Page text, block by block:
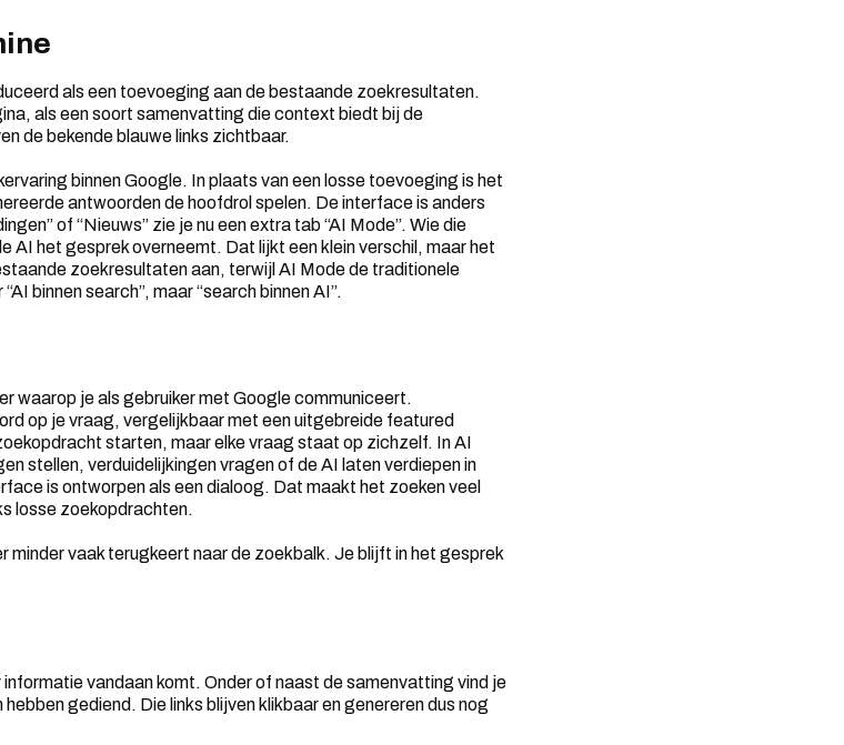
als een toevoeging aan de bestaande zoekresultaten.
als een soort samenvatting die context biedt bij de
de bekende blauwe links zichtbaar.
binnen Google. In plaats van een losse toevoeging is het
antwoorden de hoofdrol spelen. De interface is anders
of “Nieuws” zie je nu een extra tab “AI Mode”. Wie die
AI het gesprek overneemt. Dat lijkt een klein verschil, maar het
zoekresultaten aan, terwijl AI Mode de traditionele
binnen search”, maar “search binnen AI”.
waarop je als gebruiker met Google communiceert.
op je vraag, vergelijkbaar met een uitgebreide featured
starten, maar elke vraag staat op zichzelf. In AI
stellen, verduidelijkingen vragen of de AI laten verdiepen in
is ontworpen als een dialoog. Dat maakt het zoeken veel
losse zoekopdrachten.
minder vaak terugkeert naar de zoekbalk. Je blijft in het gesprek
vandaan komt. Onder of naast de samenvatting vind je
gediend. Die links blijven klikbaar en genereren dus nog